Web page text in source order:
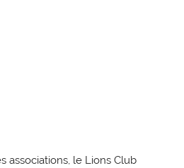
associations, le Lions Club